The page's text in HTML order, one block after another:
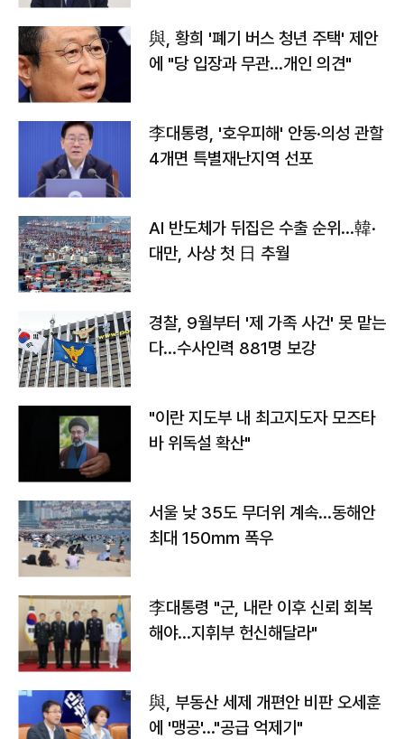
與, 황희 '폐기 버스 청년 주택' 제안
에 "당 입장과 무관…개인 의견"
李대통령, '호우피해' 안동·의성 관할
4개면 특별재난지역 선포
AI 반도체가 뒤집은 수출 순위…韓·
대만, 사상 첫 日 추월
경찰, 9월부터 '제 가족 사건' 못 맡는
다…수사인력 881명 보강
"이란 지도부 내 최고지도자 모즈타
바 위독설 확산"
서울 낮 35도 무더위 계속…동해안
최대 150㎜ 폭우
李대통령 "군, 내란 이후 신뢰 회복
해야…지휘부 헌신해달라"
與, 부동산 세제 개편안 비판 오세훈
에 '맹공'…"공급 억제기"